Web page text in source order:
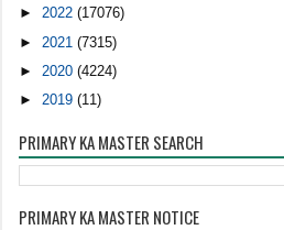
►2022(17076)
► 2021(7315)
► 2020(4224)
► 2019(11)
PRIMARY KA MASTER SEARCH
PRIMARY KA MASTER NOTICE